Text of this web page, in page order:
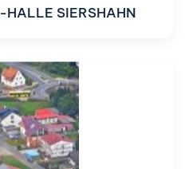
HALLE SIERSHAHN